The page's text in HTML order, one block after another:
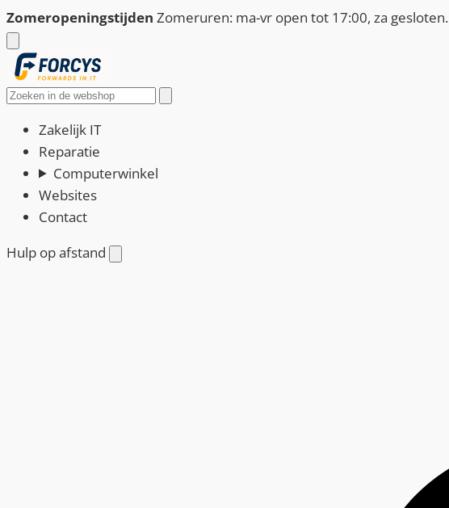
Ga
naar
de
inhoud
Zomeropeningstijden Zomeruren: ma-vr open tot 17:00, za gesloten.
Zoeken
Zakelijk IT
Reparatie
Computerwinkel
Websites
Contact
Hulp op afstand